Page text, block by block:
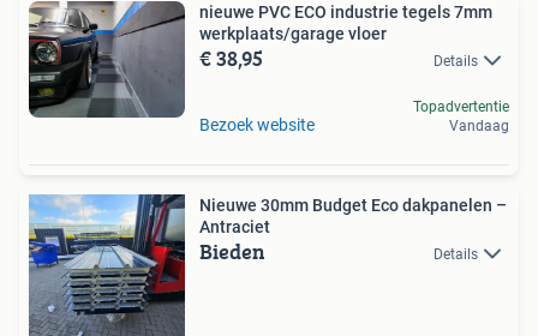
nieuwe PVC ECO industrie tegels 7mm
werkplaats/garage vloer
€ 38,95 Details
Bezoek website
Topadvertentie
Vandaag
Nieuwe 30mm Budget Eco dakpanelen –
Antraciet
Bieden Details